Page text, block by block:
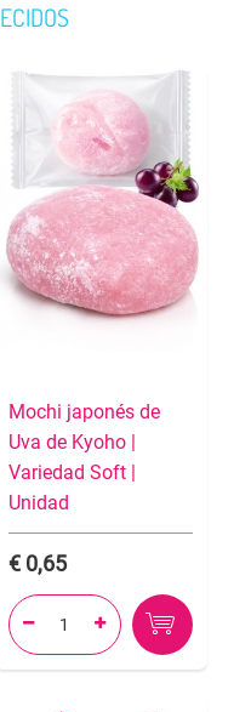
Mochi japonés de
Uva de Kyoho |
Variedad Soft |
Unidad
0,65
 